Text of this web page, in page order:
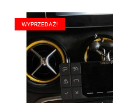
WYPRZEDAŻ!